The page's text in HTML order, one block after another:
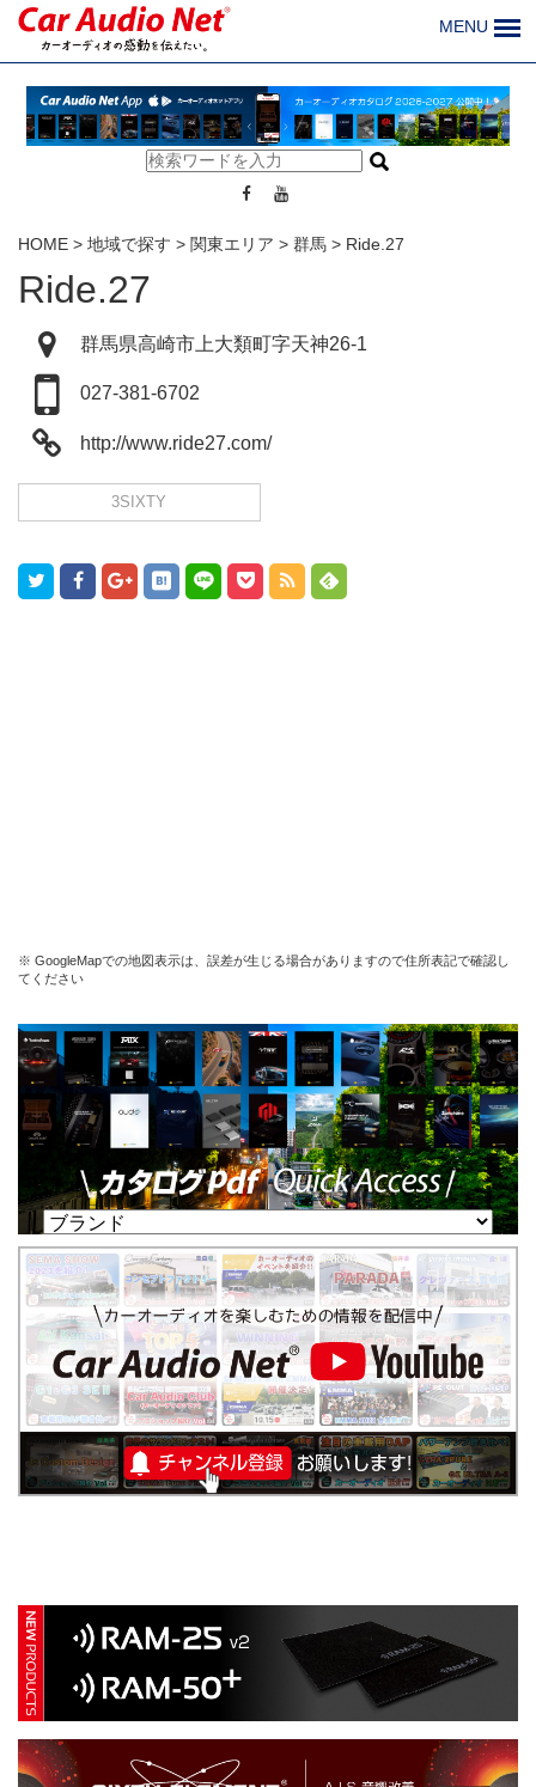
MENU
HOME > 地域で探す > 関東エリア > 群馬 > Ride.27
Ride.27
群馬県高崎市上大類町字天神26-1
027-381-6702
http://www.ride27.com/
3SIXTY
※ GoogleMapでの地図表示は、誤差が生じる場合がありますので住所表記で確認し
てください